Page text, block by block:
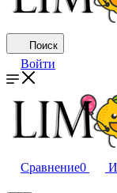
Поиск
Войти
Сравнение0